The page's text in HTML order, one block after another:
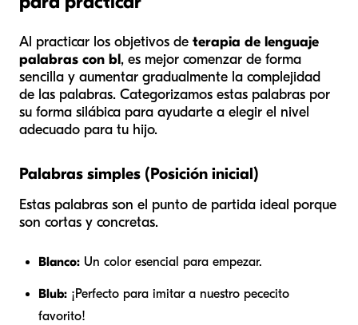
Al practicar los objetivos de terapia de lenguaje
palabras con bl, es mejor comenzar de forma
sencilla y aumentar gradualmente la complejidad
de las palabras. Categorizamos estas palabras por
su forma silábica para ayudarte a elegir el nivel
adecuado para tu hijo.
Palabras simples (Posición inicial)
Estas palabras son el punto de partida ideal porque
son cortas y concretas.
Blanco: Un color esencial para empezar.
Blub: ¡Perfecto para imitar a nuestro pececito
favorito!